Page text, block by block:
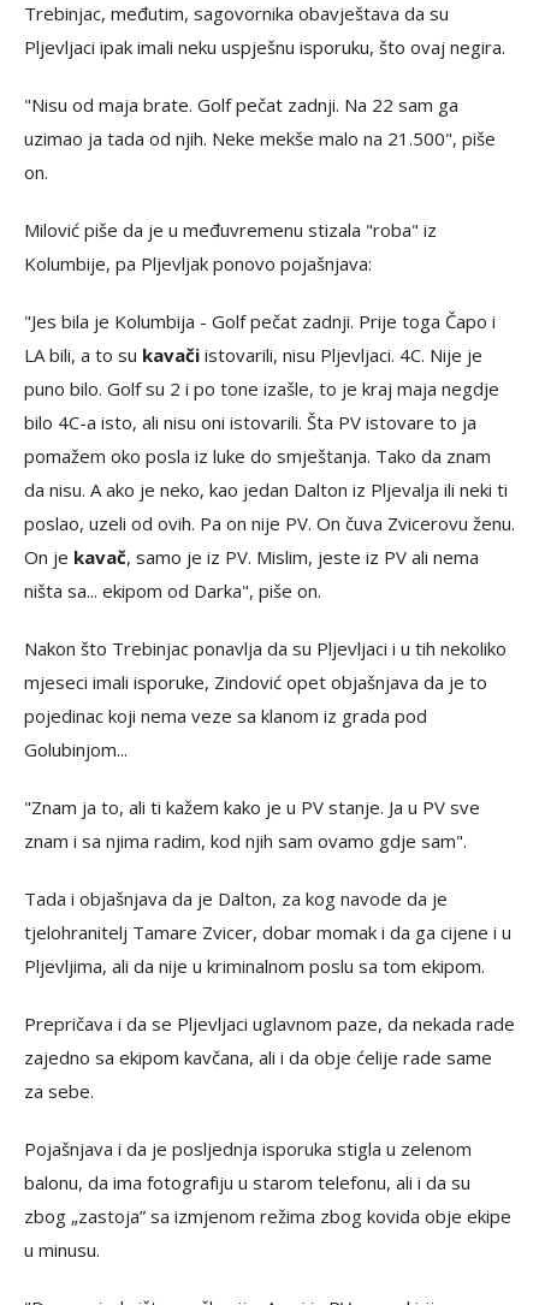
Trebinjac, međutim, sagovornika obavještava da su
Pljevljaci ipak imali neku uspješnu isporuku, što ovaj negira.
"Nisu od maja brate. Golf pečat zadnji. Na 22 sam ga
uzimao ja tada od njih. Neke mekše malo na 21.500", piše
on.
Milović piše da je u međuvremenu stizala "roba" iz
Kolumbije, pa Pljevljak ponovo pojašnjava:
"Jes bila je Kolumbija - Golf pečat zadnji. Prije toga Čapo i
LA bili, a to su kavači istovarili, nisu Pljevljaci. 4C. Nije je
puno bilo. Golf su 2 i po tone izašle, to je kraj maja negdje
bilo 4C-a isto, ali nisu oni istovarili. Šta PV istovare to ja
pomažem oko posla iz luke do smještanja. Tako da znam
da nisu. A ako je neko, kao jedan Dalton iz Pljevalja ili neki ti
poslao, uzeli od ovih. Pa on nije PV. On čuva Zvicerovu ženu.
On je kavač, samo je iz PV. Mislim, jeste iz PV ali nema
ništa sa... ekipom od Darka", piše on.
Nakon što Trebinjac ponavlja da su Pljevljaci i u tih nekoliko
mjeseci imali isporuke, Zindović opet objašnjava da je to
pojedinac koji nema veze sa klanom iz grada pod
Golubinjom...
"Znam ja to, ali ti kažem kako je u PV stanje. Ja u PV sve
znam i sa njima radim, kod njih sam ovamo gdje sam".
Tada i objašnjava da je Dalton, za kog navode da je
tjelohranitelj Tamare Zvicer, dobar momak i da ga cijene i u
Pljevljima, ali da nije u kriminalnom poslu sa tom ekipom.
Prepričava i da se Pljevljaci uglavnom paze, da nekada rade
zajedno sa ekipom kavčana, ali i da obje ćelije rade same
za sebe.
Pojašnjava i da je posljednja isporuka stigla u zelenom
balonu, da ima fotografiju u starom telefonu, ali i da su
zbog „zastoja” sa izmjenom režima zbog kovida obje ekipe
u minusu.